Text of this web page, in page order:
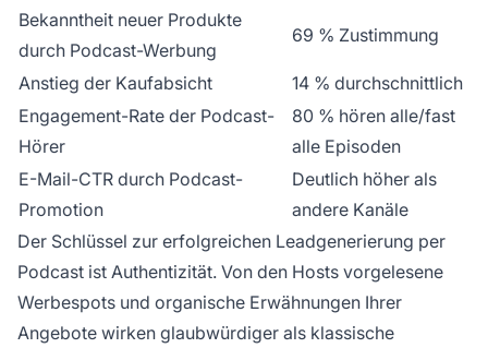
Bekanntheit neuer Produkte
durch Podcast-Werbung
69 % Zustimmung
Anstieg der Kaufabsicht
14 % durchschnittlich
Engagement-Rate der Podcast-
Hörer
80 % hören alle/fast
alle Episoden
E-Mail-CTR durch Podcast-
Promotion
Deutlich höher als
andere Kanäle
Der Schlüssel zur erfolgreichen Leadgenerierung per
Podcast ist Authentizität. Von den Hosts vorgelesene
Werbespots und organische Erwähnungen Ihrer
Angebote wirken glaubwürdiger als klassische